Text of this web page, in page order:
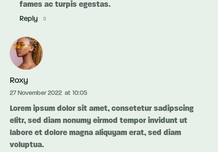
fames ac turpis egestas.
Reply
Roxy
27 November 2022 at 10:05
Lorem ipsum dolor sit amet, consetetur sadipscing
elitr, sed diam nonumy eirmod tempor invidunt ut
labore et dolore magna aliquyam erat, sed diam
voluptua.